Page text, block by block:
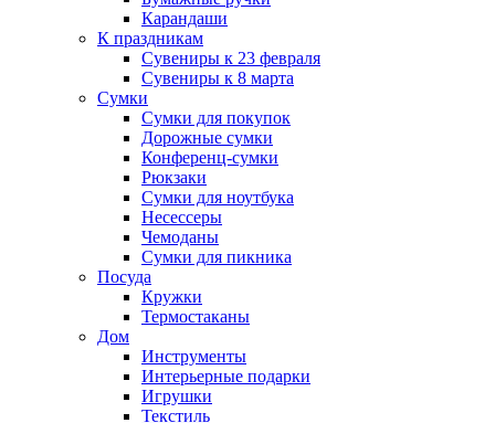
Карандаши
К праздникам
Сувениры к 23 февраля
Сувениры к 8 марта
Сумки
Сумки для покупок
Дорожные сумки
Конференц-сумки
Рюкзаки
Сумки для ноутбука
Несессеры
Чемоданы
Сумки для пикника
Посуда
Кружки
Термостаканы
Дом
Инструменты
Интерьерные подарки
Игрушки
Текстиль